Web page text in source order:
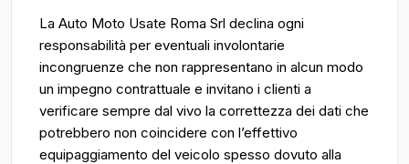
La Auto Moto Usate Roma Srl declina ogni
responsabilità per eventuali involontarie
incongruenze che non rappresentano in alcun modo
un impegno contrattuale e invitano i clienti a
verificare sempre dal vivo la correttezza dei dati che
potrebbero non coincidere con l’effettivo
equipaggiamento del veicolo spesso dovuto alla